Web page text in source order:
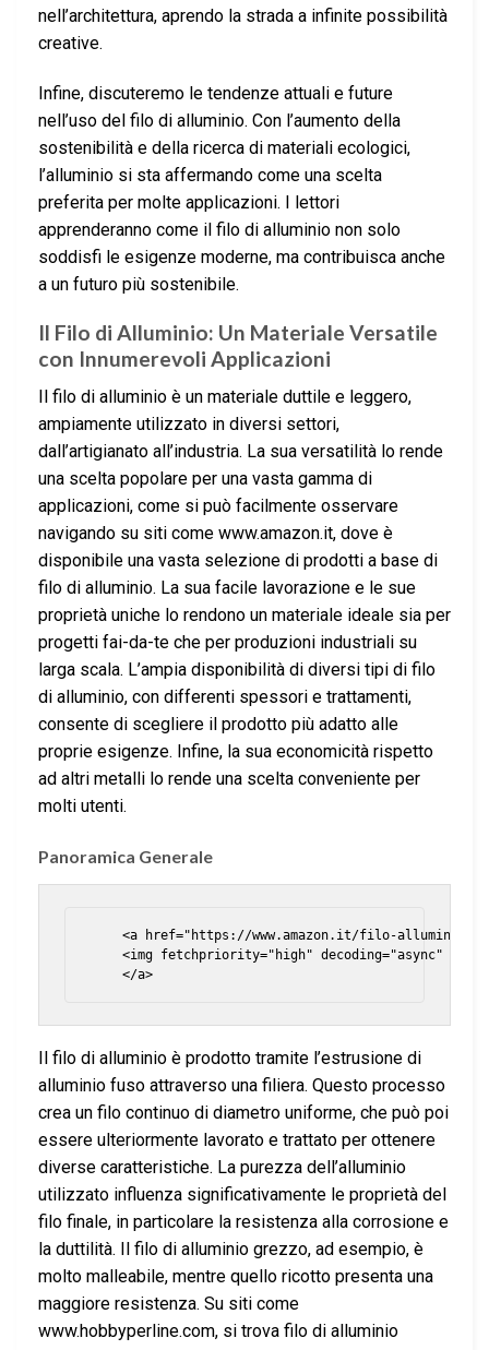
nell’architettura, aprendo la strada a infinite possibilità
creative.
Infine, discuteremo le tendenze attuali e future
nell’uso del filo di alluminio. Con l’aumento della
sostenibilità e della ricerca di materiali ecologici,
l’alluminio si sta affermando come una scelta
preferita per molte applicazioni. I lettori
apprenderanno come il filo di alluminio non solo
soddisfi le esigenze moderne, ma contribuisca anche
a un futuro più sostenibile.
Il Filo di Alluminio: Un Materiale Versatile
con Innumerevoli Applicazioni
Il filo di alluminio è un materiale duttile e leggero,
ampiamente utilizzato in diversi settori,
dall’artigianato all’industria. La sua versatilità lo rende
una scelta popolare per una vasta gamma di
applicazioni, come si può facilmente osservare
navigando su siti come www.amazon.it, dove è
disponibile una vasta selezione di prodotti a base di
filo di alluminio. La sua facile lavorazione e le sue
proprietà uniche lo rendono un materiale ideale sia per
progetti fai-da-te che per produzioni industriali su
larga scala. L’ampia disponibilità di diversi tipi di filo
di alluminio, con differenti spessori e trattamenti,
consente di scegliere il prodotto più adatto alle
proprie esigenze. Infine, la sua economicità rispetto
ad altri metalli lo rende una scelta conveniente per
molti utenti.
Panoramica Generale
<a href="https://www.amazon.it/filo-alluminio/
<img fetchpriority="high" decoding="async"
Il filo di alluminio è prodotto tramite l’estrusione di
alluminio fuso attraverso una filiera. Questo processo
crea un filo continuo di diametro uniforme, che può poi
essere ulteriormente lavorato e trattato per ottenere
diverse caratteristiche. La purezza dell’alluminio
utilizzato influenza significativamente le proprietà del
filo finale, in particolare la resistenza alla corrosione e
la duttilità. Il filo di alluminio grezzo, ad esempio, è
molto malleabile, mentre quello ricotto presenta una
maggiore resistenza. Su siti come
www.hobbyperline.com, si trova filo di alluminio